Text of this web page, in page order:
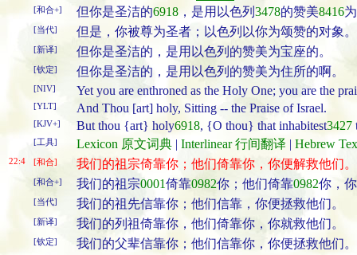
[和合+] 但你是圣洁的6918 ，是用以色列 3478的赞美8416
[当代] 但是，你被尊为圣者；以色列以你为颂赞的对象。
[新译] 但你是圣洁的，是用以色列的赞美为宝座的。
[钦定] 但你是圣洁的，是用以色列的赞美为住所的啊。
[NIV] Yet you are enthroned as the Holy One; you are the
[YLT] And Thou [art] holy, Sitting -- the Praise of Israel.
[KJV+] But thou {art} holy6918, {O thou} that inhabitest3427
[工具] Lexicon 原文词典 | Interlinear 行间翻译 | Hebrew
22:4 [和合] 我们的祖宗倚靠你；他们倚靠你，你便解救他们。
[和合+] 我们的祖宗0001倚靠0982你；他们倚靠0982你，
[当代] 我们的祖先信靠你；他们信靠，你便拯救他们。
[新译] 我们的列祖倚靠你，他们倚靠你，你就救他们。
[钦定] 我们的父辈信靠你；他们信靠你，你便拯救他们。